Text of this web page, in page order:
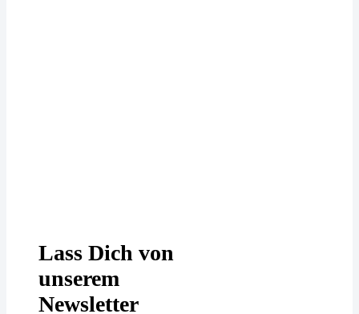
Lass Dich von
unserem
Newsletter